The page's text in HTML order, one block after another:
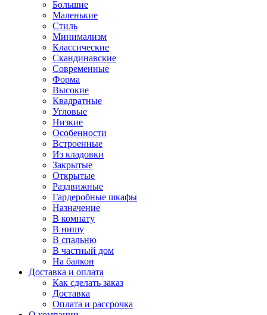
Большие
Маленькие
Стиль
Минимализм
Классические
Скандинавские
Современные
Форма
Высокие
Квадратные
Угловые
Низкие
Особенности
Встроенные
Из кладовки
Закрытые
Открытые
Раздвижные
Гардеробные шкафы
Назначение
В комнату
В нишу
В спальню
В частный дом
На балкон
Доставка и оплата
Как сделать заказ
Доставка
Оплата и рассрочка